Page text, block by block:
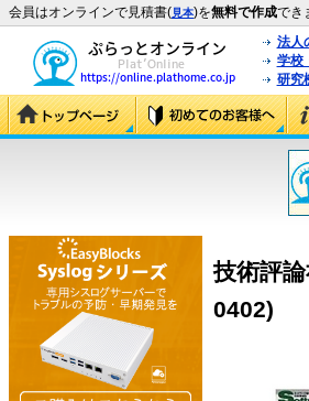
会員はオンラインで見積書(見本)を無料で作成でき
法人
学校
研究
技術評
0402)